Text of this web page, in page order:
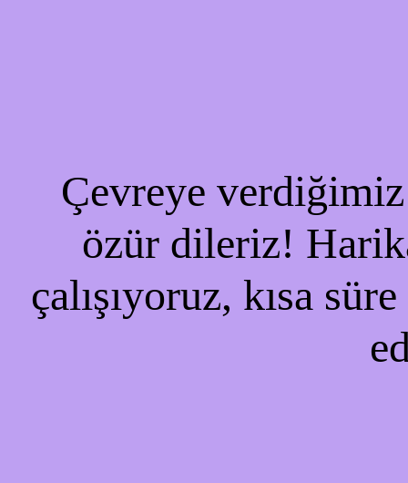
Çevreye verdiğimiz
özür dileriz!
çalışıyoruz, kısa